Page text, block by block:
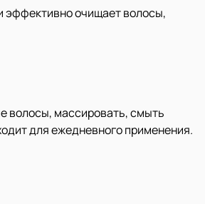
эффективно очищает волосы,
волосы, массировать, смыть
для ежедневного применения.